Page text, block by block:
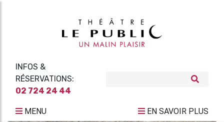
INFOS &
RÉSERVATIONS:
02 724 24 44
MENU EN SAVOIR PLUS